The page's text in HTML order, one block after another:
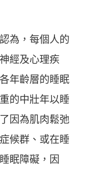
為，每個人的
經及心理疾
年齡層的睡眠
的中壯年以睡
因為肌肉鬆弛
候群、或在睡
眠障礙，因